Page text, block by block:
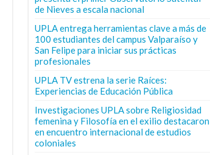
de Nieves a escala nacional
UPLA entrega herramientas clave a más de
100 estudiantes del campus Valparaíso y
San Felipe para iniciar sus prácticas
profesionales
UPLA TV estrena la serie Raíces:
Experiencias de Educación Pública
Investigaciones UPLA sobre Religiosidad
femenina y Filosofía en el exilio destacaron
en encuentro internacional de estudios
coloniales